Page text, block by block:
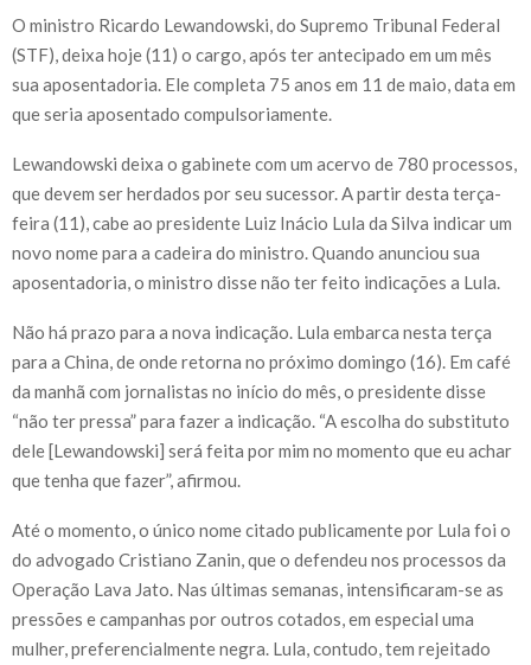
O ministro Ricardo Lewandowski, do Supremo Tribunal Federal
(STF), deixa hoje (11) o cargo, após ter antecipado em um mês
sua aposentadoria. Ele completa 75 anos em 11 de maio, data em
que seria aposentado compulsoriamente.
Lewandowski deixa o gabinete com um acervo de 780 processos,
que devem ser herdados por seu sucessor. A partir desta terça-
feira (11), cabe ao presidente Luiz Inácio Lula da Silva indicar um
novo nome para a cadeira do ministro. Quando anunciou sua
aposentadoria, o ministro disse não ter feito indicações a Lula.
Não há prazo para a nova indicação. Lula embarca nesta terça
para a China, de onde retorna no próximo domingo (16). Em café
da manhã com jornalistas no início do mês, o presidente disse
“não ter pressa” para fazer a indicação. “A escolha do substituto
dele [Lewandowski] será feita por mim no momento que eu achar
que tenha que fazer”, afirmou.
Até o momento, o único nome citado publicamente por Lula foi o
do advogado Cristiano Zanin, que o defendeu nos processos da
Operação Lava Jato. Nas últimas semanas, intensificaram-se as
pressões e campanhas por outros cotados, em especial uma
mulher, preferencialmente negra. Lula, contudo, tem rejeitado